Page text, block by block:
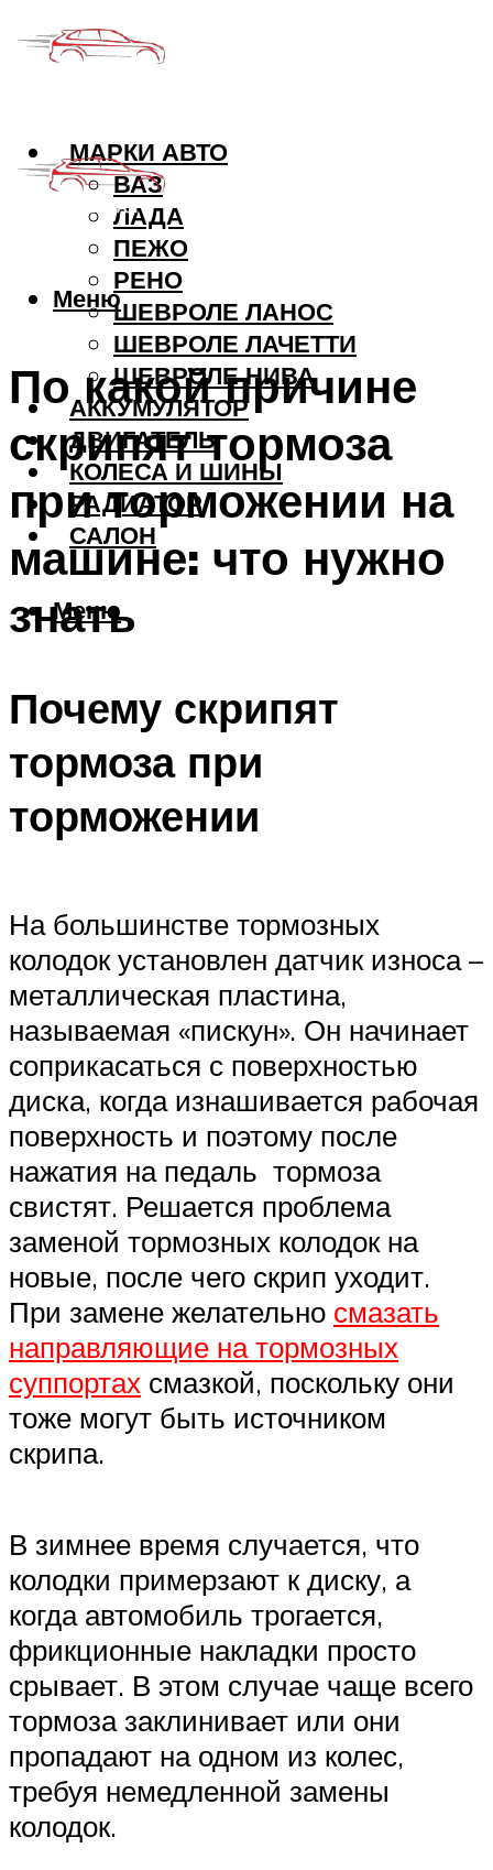
МАРКИ АВТО
ВАЗ
ЛАДА
ПЕЖО
РЕНО
ШЕВРОЛЕ ЛАНОС
ШЕВРОЛЕ ЛАЧЕТТИ
ШЕВРОЛЕ НИВА
АККУМУЛЯТОР
ДВИГАТЕЛЬ
КОЛЕСА И ШИНЫ
РАДИАТОР
САЛОН
Меню
Меню
По какой причине
скрипят тормоза
при торможении на
машине: что нужно
знать
Почему скрипят
тормоза при
торможении
На большинстве тормозных
колодок установлен датчик износа –
металлическая пластина,
называемая «пискун». Он начинает
соприкасаться с поверхностью
диска, когда изнашивается рабочая
поверхность и поэтому после
нажатия на педаль тормоза
свистят. Решается проблема
заменой тормозных колодок на
новые, после чего скрип уходит.
При замене желательно смазать
направляющие на тормозных
суппортах смазкой, поскольку они
тоже могут быть источником
скрипа.
В зимнее время случается, что
колодки примерзают к диску, а
когда автомобиль трогается,
фрикционные накладки просто
срывает. В этом случае чаще всего
тормоза заклинивает или они
пропадают на одном из колес,
требуя немедленной замены
колодок.